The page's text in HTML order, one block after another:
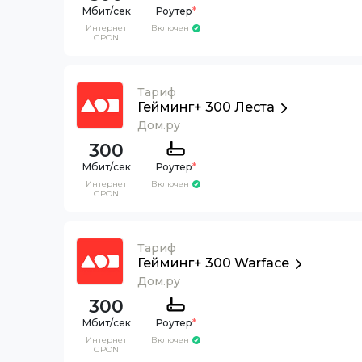
Интернет
GPON
Роутер*
Включен
Тариф
Гейминг+ 300 Леста
Дом.ру
300
Интернет
GPON
Роутер*
Включен
Тариф
Гейминг+ 300 Warface
Дом.ру
300
Интернет
GPON
Роутер*
Включен